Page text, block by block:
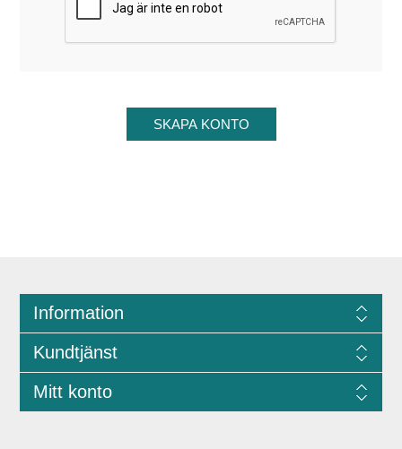
Information
Kundtjänst
Mitt konto